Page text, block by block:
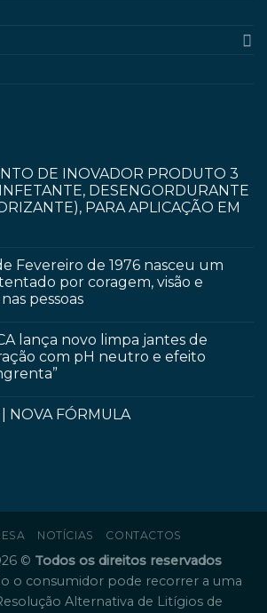
DE INOVADOR PRODUTO 3
DESENGORDURANTE
PARA APLICAÇÃO EM
Fevereiro de 1976 nasceu um
por coragem, visão e
pessoas
lança novo limpa jantes de
com pH neutro e efeito
NOVA FÓRMULA
NOTÍCIAS CONTACTOS
© Todos os direitos reservados
o consumidor pode recorrer a uma
Alternativa de Litígios de